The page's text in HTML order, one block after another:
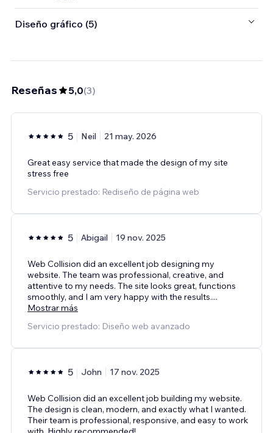
Diseño gráfico (5)
Reseñas 5,0(3)
5 Neil 21 may. 2026
Great easy service that made the design of my site
stress free
Servicio prestado: Rediseño de página web
5 Abigail 19 nov. 2025
Web Collision did an excellent job designing my
website. The team was professional, creative, and
attentive to my needs. The site looks great, functions
smoothly, and I am very happy with the results....
Mostrar más
Servicio prestado: Diseño web avanzado
5 John 17 nov. 2025
Web Collision did an excellent job building my website.
The design is clean, modern, and exactly what I wanted.
Their team is professional, responsive, and easy to work